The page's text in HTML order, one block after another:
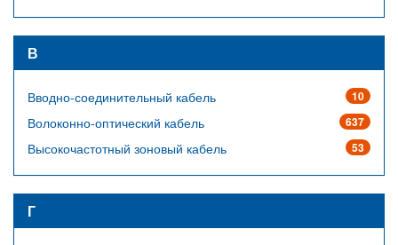
В
10
Вводно-соединительный кабель
637
Волоконно-оптический кабель
53
Высокочастотный зоновый кабель
Г